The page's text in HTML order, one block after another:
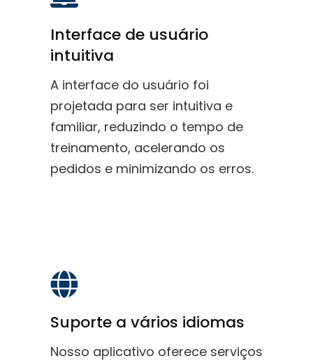
Interface de usuário
intuitiva
A interface do usuário foi
projetada para ser intuitiva e
familiar, reduzindo o tempo de
treinamento, acelerando os
pedidos e minimizando os erros.
Suporte a vários idiomas
Nosso aplicativo oferece serviços